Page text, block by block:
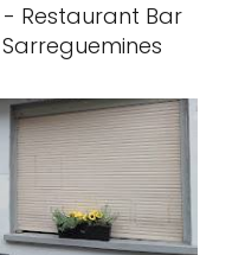
- Restaurant Bar